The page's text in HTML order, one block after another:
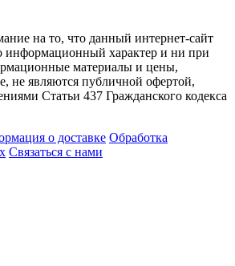
на то, что данный интернет-сайт
информационный характер и ни при
материалы и цены,
не являются публичной офертой,
Статьи 437 Гражданского кодекса
о доставке Обработка
Связаться с нами